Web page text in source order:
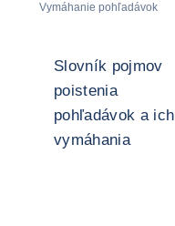
Vymáhanie pohľadávok
Slovník pojmov
poistenia
pohľadávok a ich
vymáhania